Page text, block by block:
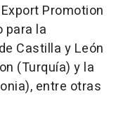
Promotion
para la
Castilla y León
(Turquía) y la
entre otras